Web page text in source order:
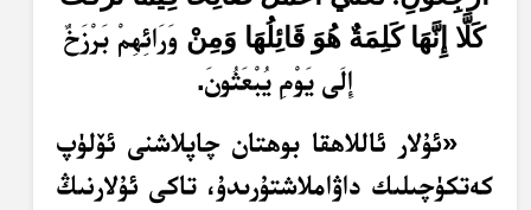
كَلَّا إِنَّهَا كَلِمَةٌ هُوَ قَائِلُهَا وَمِنْ وَرَائِهِمْ بَرْزَخٌ
إِلَى يَوْمِ يُبْعَثُونَ.
«ئۇلار ئاللاھقا بوھتان چاپلاشنى ئۆلۈپ
كەتكۈچىلىك داۋاملاشتۇرىدۇ، تاكى ئۇلارنىڭ